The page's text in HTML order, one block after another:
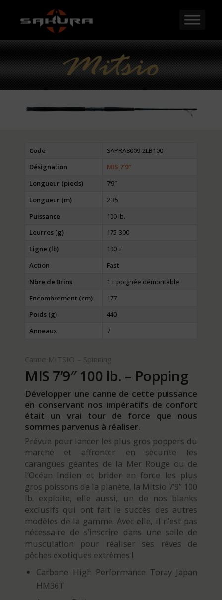
Code
SAPRA8009-2LB100
Désignation
MIS 7’9″
Longueur (pieds)
7’9″
Longueur (m)
2,35
Puissance
100 lb.
Leurres (g)
175-300
Ligne (lb)
100 +
Action
Fast
Nbre de Brins
1 + poignée démontable
Encombrement (cm)
177
Poids (g)
440
Anneaux
7
Canne MITSIO – Spinning
MIS 7’9″ 100 lb. – Popping
Développer une canne de cette puissance
en conservant nos impératifs de confort
était un vrai tour de force que nous
sommes parvenus à réaliser.
Prévue pour lancer les plus gros poppers du
marché et affronter en sécurité les
carangues géantes de la Mer Rouge ou de
l’Océan Indien et brider en force les plus
gros poissons de la planète, la Mitsio 7’9’’ 100
lb. exploite, elle aussi, un de nos blanks
exclusifs qui ont fait le succès des autres
modèles de la gamme. Avec elle, il n’est pas
nécessaire de s’inscrire dans une salle de
musculation pour réaliser ses rêves de
pêches exotiques extrêmes !
Carbone High Performance Toray Japan
HM36T